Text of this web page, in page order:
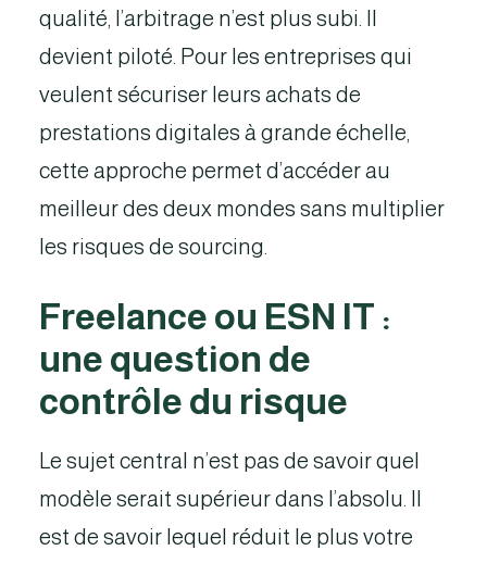
qualité, l’arbitrage n’est plus subi. Il
devient piloté. Pour les entreprises qui
veulent sécuriser leurs achats de
prestations digitales à grande échelle,
cette approche permet d’accéder au
meilleur des deux mondes sans multiplier
les risques de sourcing.
Freelance ou ESN IT :
une question de
contrôle du risque
Le sujet central n’est pas de savoir quel
modèle serait supérieur dans l’absolu. Il
est de savoir lequel réduit le plus votre